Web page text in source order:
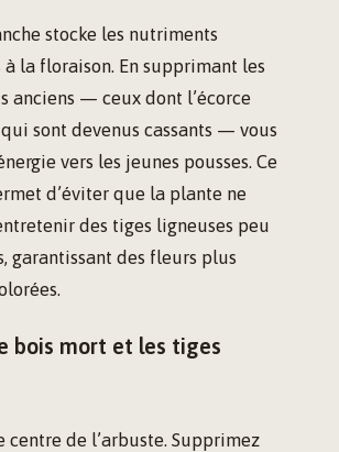
stocke les nutriments
à la floraison. En supprimant les
anciens — ceux dont l’écorce
sont devenus cassants — vous
vers les jeunes pousses. Ce
d’éviter que la plante ne
des tiges ligneuses peu
garantissant des fleurs plus
bois mort et les tiges
centre de l’arbuste. Supprimez